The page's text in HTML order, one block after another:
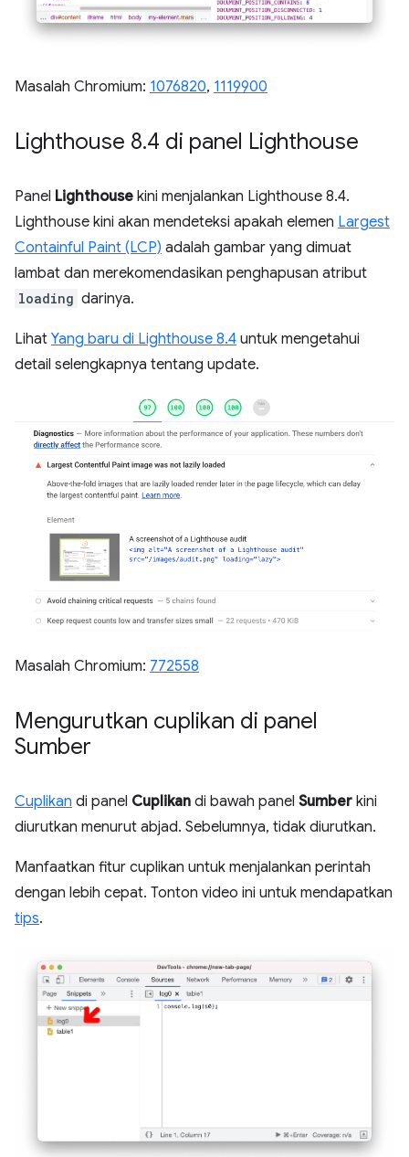
Masalah Chromium: 1076820, 1119900
Lighthouse 8.4 di panel Lighthouse
Panel Lighthouse kini menjalankan Lighthouse 8.4.
Lighthouse kini akan mendeteksi apakah elemen Largest
Containful Paint (LCP) adalah gambar yang dimuat
lambat dan merekomendasikan penghapusan atribut
loading darinya.
Lihat Yang baru di Lighthouse 8.4 untuk mengetahui
detail selengkapnya tentang update.
Masalah Chromium: 772558
Mengurutkan cuplikan di panel
Sumber
Cuplikan di panel Cuplikan di bawah panel Sumber kini
diurutkan menurut abjad. Sebelumnya, tidak diurutkan.
Manfaatkan fitur cuplikan untuk menjalankan perintah
dengan lebih cepat. Tonton video ini untuk mendapatkan
tips.